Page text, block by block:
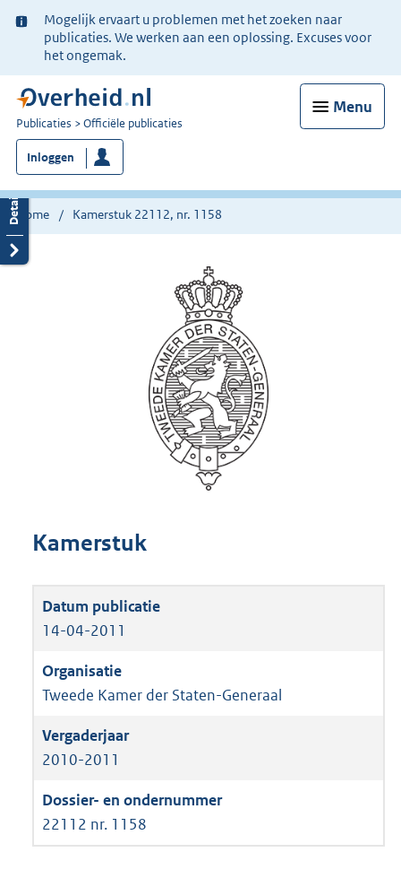
Ter
informatie:
Mogelijk ervaart u problemen met het zoeken naar
publicaties. We werken aan een oplossing. Excuses voor
het ongemak.
Menu
U
bent
nu
hier:
Publicaties Officiële publicaties
Inloggen
Home Kamerstuk 22112, nr. 1158
Kamerstuk
14-04-2011
Tweede Kamer der Staten-Generaal
2010-2011
22112 nr. 1158